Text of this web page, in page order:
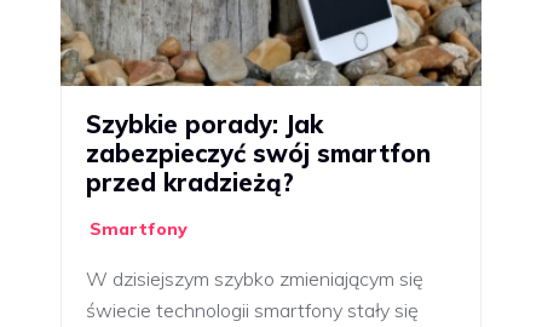
Szybkie porady: Jak
zabezpieczyć swój smartfon
przed kradzieżą?
Smartfony
W dzisiejszym szybko zmieniającym się
świecie technologii smartfony stały się